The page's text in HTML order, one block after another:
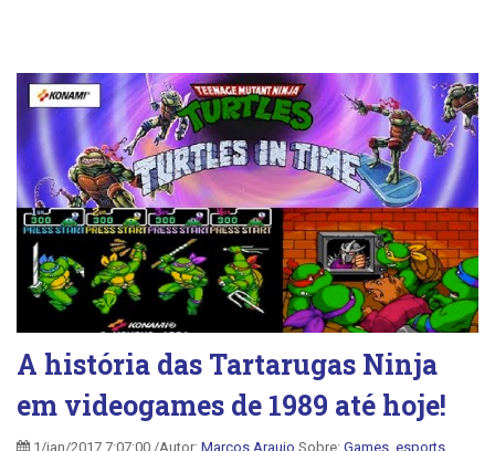
A história das Tartarugas Ninja
em videogames de 1989 até hoje!
1/jan/2017 7:07:00 /Autor: Marcos Araujo Sobre: Games esports